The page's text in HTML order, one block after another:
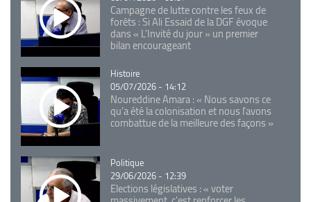
Campagne de lutte contre les feux de
forêts : Si Ali Essaid de la DGF évoque
dans « L'Invité du jour » un premier
bilan encourageant
Catégorie
Histoire
05/07/2026 - 14:12
Noureddine Amara : « Nous savons ce
qu’a été la colonisation et nous l’avons
combattue de la meilleure des façons »
Catégorie
Politique
29/06/2026 - 12:39
Elections législatives : « voter